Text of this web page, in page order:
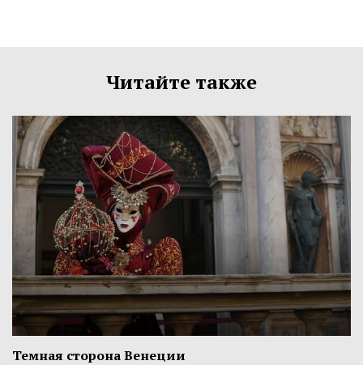
Читайте также
Темная сторона Венеции